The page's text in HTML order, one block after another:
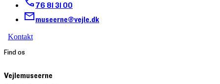
76 81 31 00
museerne@vejle.dk
Kontakt
Find os
Vejlemuseerne